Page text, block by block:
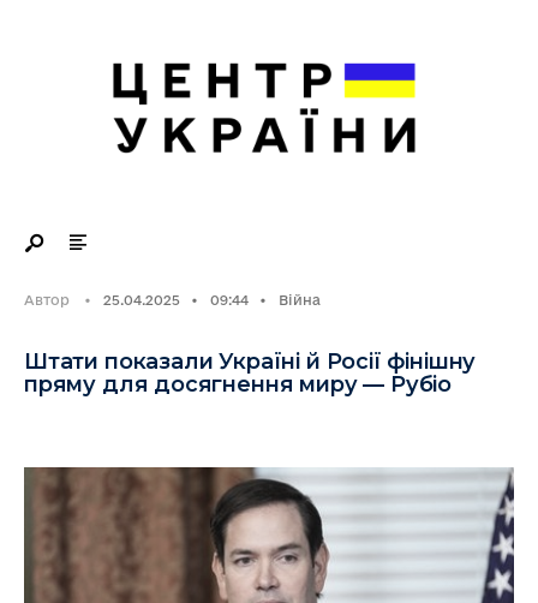
Автор • 25.04.2025 • 09:44 • Війна
Штати показали Україні й Росії фінішну
пряму для досягнення миру — Рубіо